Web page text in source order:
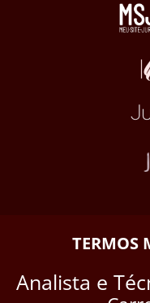
TERMOS
Analista e